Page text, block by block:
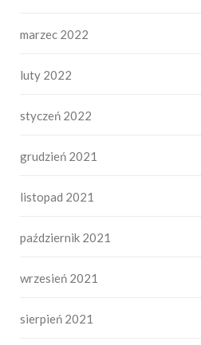
marzec 2022
luty 2022
styczeń 2022
grudzień 2021
listopad 2021
październik 2021
wrzesień 2021
sierpień 2021